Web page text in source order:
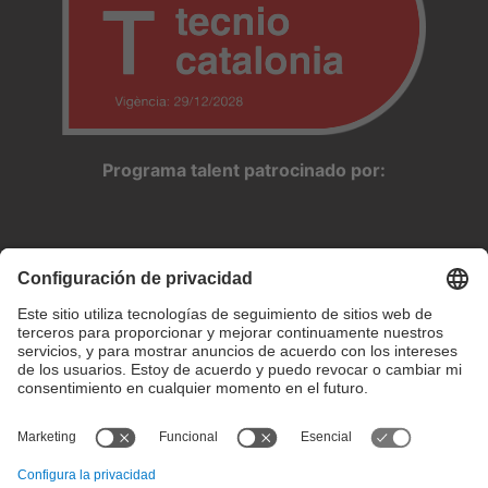
Programa talent patrocinado por: